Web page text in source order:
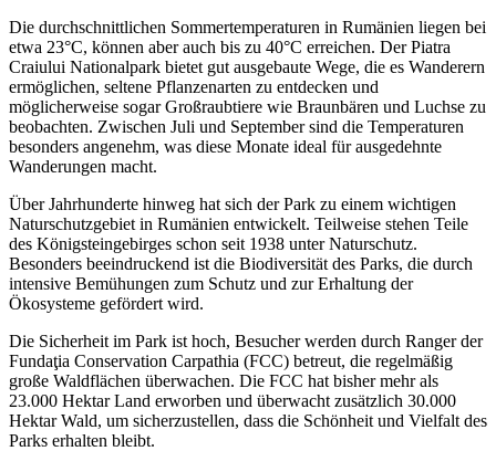
Die durchschnittlichen Sommertemperaturen in Rumänien liegen bei
etwa 23°C, können aber auch bis zu 40°C erreichen. Der Piatra
Craiului Nationalpark bietet gut ausgebaute Wege, die es Wanderern
ermöglichen, seltene Pflanzenarten zu entdecken und
möglicherweise sogar Großraubtiere wie Braunbären und Luchse zu
beobachten. Zwischen Juli und September sind die Temperaturen
besonders angenehm, was diese Monate ideal für ausgedehnte
Wanderungen macht.
Über Jahrhunderte hinweg hat sich der Park zu einem wichtigen
Naturschutzgebiet in Rumänien entwickelt. Teilweise stehen Teile
des Königsteingebirges schon seit 1938 unter Naturschutz.
Besonders beeindruckend ist die Biodiversität des Parks, die durch
intensive Bemühungen zum Schutz und zur Erhaltung der
Ökosysteme gefördert wird.
Die Sicherheit im Park ist hoch, Besucher werden durch Ranger der
Fundaţia Conservation Carpathia (FCC) betreut, die regelmäßig
große Waldflächen überwachen. Die FCC hat bisher mehr als
23.000 Hektar Land erworben und überwacht zusätzlich 30.000
Hektar Wald, um sicherzustellen, dass die Schönheit und Vielfalt des
Parks erhalten bleibt.